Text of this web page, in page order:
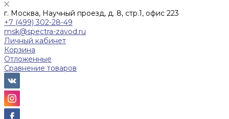
г. Москва, Научный проезд, д. 8, стр.1, офис 223
+7 (499) 302-28-49
msk@spectra-zavod.ru
Личный кабинет
Корзина
Отложенные
Сравнение товаров